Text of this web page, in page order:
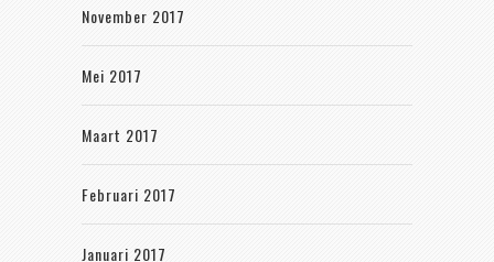
November 2017
Mei 2017
Maart 2017
Februari 2017
Januari 2017